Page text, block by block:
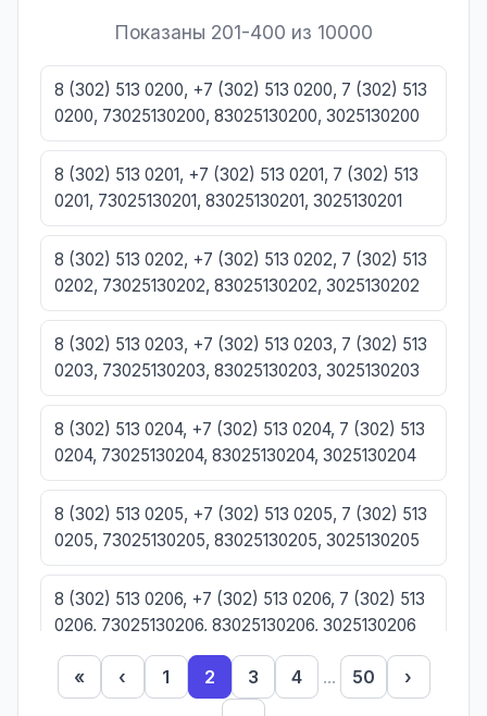
Показаны 201-400 из 10000
8 (302) 513 0200, +7 (302) 513 0200, 7 (302) 513
0200, 73025130200, 83025130200, 3025130200
8 (302) 513 0201, +7 (302) 513 0201, 7 (302) 513
0201, 73025130201, 83025130201, 3025130201
8 (302) 513 0202, +7 (302) 513 0202, 7 (302) 513
0202, 73025130202, 83025130202, 3025130202
8 (302) 513 0203, +7 (302) 513 0203, 7 (302) 513
0203, 73025130203, 83025130203, 3025130203
8 (302) 513 0204, +7 (302) 513 0204, 7 (302) 513
0204, 73025130204, 83025130204, 3025130204
8 (302) 513 0205, +7 (302) 513 0205, 7 (302) 513
0205, 73025130205, 83025130205, 3025130205
8 (302) 513 0206, +7 (302) 513 0206, 7 (302) 513
0206, 73025130206, 83025130206, 3025130206
8 (302) 513 0207, +7 (302) 513 0207, 7 (302) 513
0207, 73025130207, 83025130207, 3025130207
« ‹ 1 2 3 4 ... 50
›